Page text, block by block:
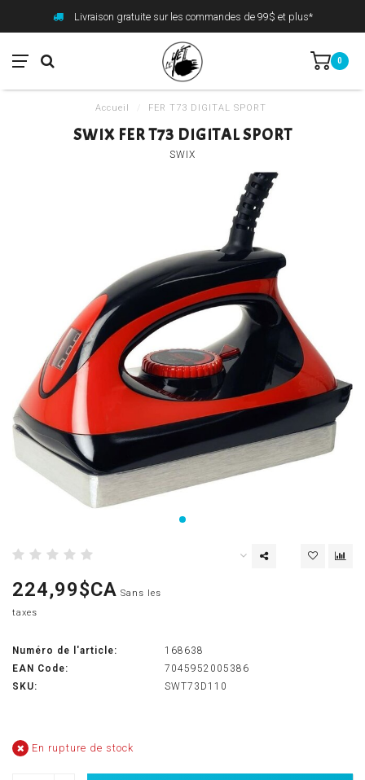
Livraison gratuite sur les commandes de 99$ et plus*
0
Accueil FER T73 DIGITAL SPORT
SWIX FER T73 DIGITAL SPORT
SWIX
224,99$CA Sans les
taxes
Numéro de l'article:
168638
EAN Code:
7045952005386
SKU:
SWT73D110
En rupture de stock